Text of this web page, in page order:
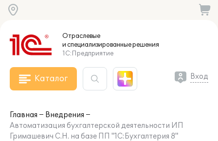
Отраслевые
и специализированныерешения
1С:Предприятие
Каталог Вход
Главная
Внедрения
Автоматизация бухгалтерской деятельности ИП
Гримашевич С.Н. на базе ПП "1С:Бухгалтерия 8"